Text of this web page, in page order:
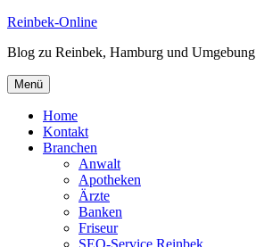
Zum
springen
Reinbek-Online
Blog zu Reinbek, Hamburg und Umgebung
Menü
Home
Kontakt
Branchen
Anwalt
Apotheken
Ärzte
Banken
Friseur
SEO-Service Reinbek